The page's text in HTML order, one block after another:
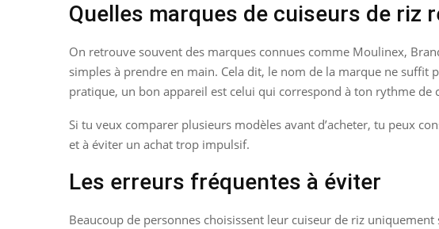
Quelles marques de cuiseurs de riz
On retrouve souvent des marques connues comme Moulinex,
simples à prendre en main. Cela dit, le nom de la marque ne suffit
pratique, un bon appareil est celui qui correspond à ton rythme de
Si tu veux comparer plusieurs modèles avant d’acheter, tu peux
et à éviter un achat trop impulsif.
Les erreurs fréquentes à éviter
Beaucoup de personnes choisissent leur cuiseur de riz